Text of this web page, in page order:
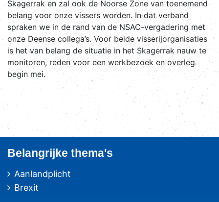
Skagerrak en zal ook de Noorse Zone van toenemend
belang voor onze vissers worden. In dat verband
spraken we in de rand van de NSAC-vergadering met
onze Deense collega’s. Voor beide visserijorganisaties
is het van belang de situatie in het Skagerrak nauw te
monitoren, reden voor een werkbezoek en overleg
begin mei.
Belangrijke thema's
Aanlandplicht
Brexit